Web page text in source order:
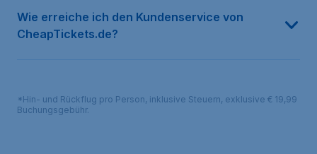
Wie erreiche ich den Kundenservice von
CheapTickets.de?
*Hin- und Rückflug pro Person, inklusive Steuern, exklusive € 19,99
Buchungsgebühr.